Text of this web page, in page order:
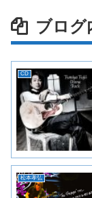
ブログ
CD
松本孝弘